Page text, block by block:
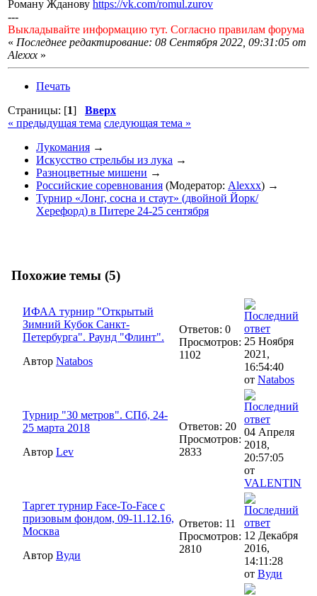
Роману Жданову https://vk.com/romul.zurov
---
Выкладывайте информацию тут. Согласно правилам форума
« Последнее редактирование: 08 Сентября 2022, 09:31:05 от
Alexxx »
Печать
Страницы: [1] Вверх
« предыдущая тема следующая тема »
Лукомания →
Искусство стрельбы из лука →
Разноцветные мишени →
Российские соревнования (Модератор: Alexxx) →
Турнир «Лонг, сосна и стаут» (двойной Йорк/
Херефорд) в Питере 24-25 сентября
Похожие темы (5)
ИФАА турнир "Открытый
Зимний Кубок Санкт-
Петербурга". Раунд "Флинт".
Автор Natabos
Ответов: 0
Просмотров:
1102
25 Ноября
2021,
16:54:40
от Natabos
Турнир "30 метров". СПб, 24-
25 марта 2018
Автор Lev
Ответов: 20
Просмотров:
2833
04 Апреля
2018,
20:57:05
от
VALENTIN
Таргет турнир Face-To-Face с
призовым фондом, 09-11.12.16,
Москва
Автор Вуди
Ответов: 11
Просмотров:
2810
12 Декабря
2016,
14:11:28
от Вуди